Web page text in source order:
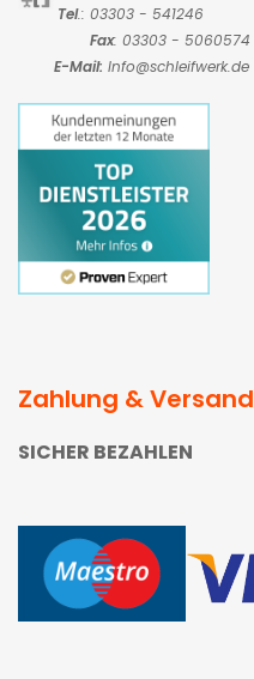
Tel.: 03303 - 541246
Fax: 03303 - 5060574
E-Mail: Info@schleifwerk.de
Zahlung & Versand
SICHER BEZAHLEN